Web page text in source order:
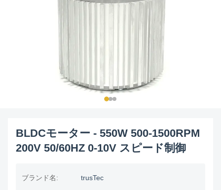
BLDCモーター - 550W 500-1500RPM
200V 50/60HZ 0-10V スピード制御
ブランド名: trusTec